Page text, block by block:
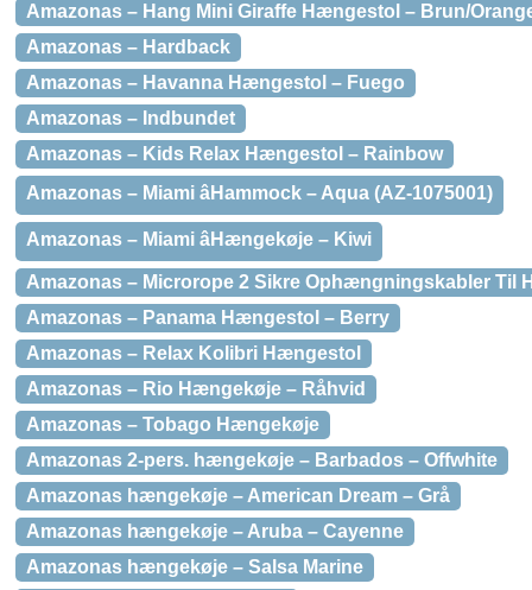
Amazonas – Hang Mini Giraffe Hængestol – Brun/
Amazonas – Hardback
Amazonas – Havanna Hængestol – Fuego
Amazonas – Indbundet
Amazonas – Kids Relax Hængestol – Rainbow
Amazonas – Miami âHammock – Aqua (AZ-1075001)
Amazonas – Miami âHængekøje – Kiwi
Amazonas – Microrope 2 Sikre Ophængningskabler Til
Amazonas – Panama Hængestol – Berry
Amazonas – Relax Kolibri Hængestol
Amazonas – Rio Hængekøje – Råhvid
Amazonas – Tobago Hængekøje
Amazonas 2-pers. hængekøje – Barbados – Offwhite
Amazonas hængekøje – American Dream – Grå
Amazonas hængekøje – Aruba – Cayenne
Amazonas hængekøje – Salsa Marine